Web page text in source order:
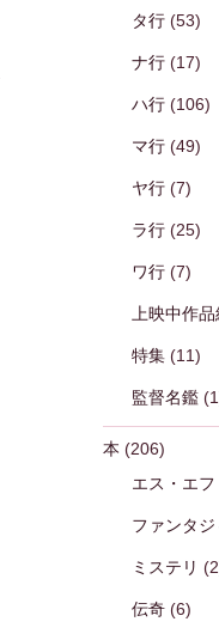
タ行(53)
ナ行(17)
ハ行(106)
マ行(49)
ヤ行(7)
ラ行(25)
ワ行(7)
上映中作品
特集(11)
監督名鑑
本 (206)
エス・エフ
ファンタジ
ミステリ
伝奇(6)